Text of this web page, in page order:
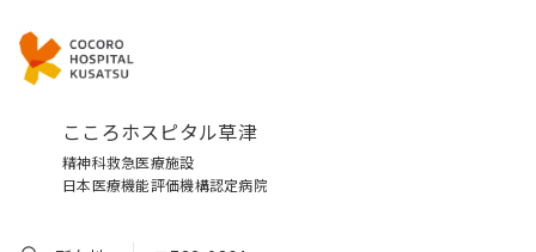
こころホスピタル草津
精神科救急医療施設
日本医療機能評価機構認定病院